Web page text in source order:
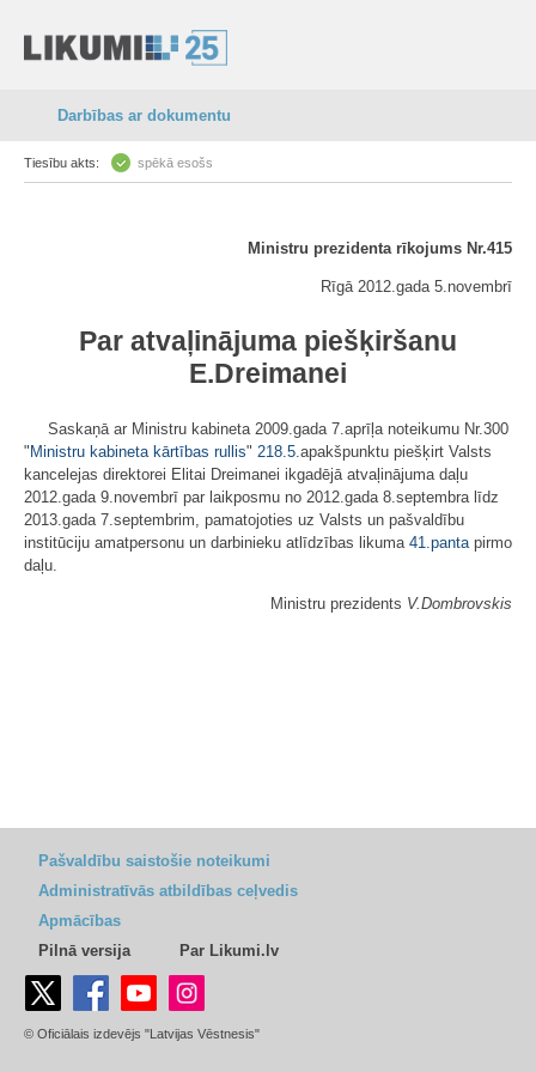
Darbības ar dokumentu
Tiesību akts: spēkā esošs
Ministru prezidenta rīkojums Nr.415
Rīgā 2012.gada 5.novembrī
Par atvaļinājuma piešķiršanu
E.Dreimanei
Saskaņā ar Ministru kabineta 2009.gada 7.aprīļa noteikumu Nr.300
" Ministru kabineta kārtības rullis" 218.5.apakšpunktu piešķirt Valsts
kancelejas direktorei Elitai Dreimanei ikgadējā atvaļinājuma daļu
2012.gada 9.novembrī par laikposmu no 2012.gada 8.septembra līdz
2013.gada 7.septembrim, pamatojoties uz Valsts un pašvaldību
institūciju amatpersonu un darbinieku atlīdzības likuma 41.pantapirmo
daļu.
Ministru prezidents V.Dombrovskis
Pašvaldību saistošie noteikumi
Administratīvās atbildības ceļvedis
Apmācības
Pilnā versija
Par Likumi.lv
© Oficiālais izdevējs "Latvijas Vēstnesis"